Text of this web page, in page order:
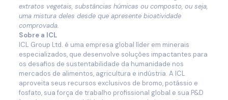
extratos vegetais, substâncias húmicas ou composto, ou seja,
uma mistura deles desde que apresente bioatividade
comprovada.
Sobre a ICL
ICL Group Ltd. é uma empresa global líder em minerais
especializados, que desenvolve soluções impactantes para
os desafios de sustentabilidade da humanidade nos
mercados de alimentos, agricultura e indústria. A ICL
aproveita seus recursos exclusivos de bromo, potássio e
fosfato, sua força de trabalho profissional global e sua P&D